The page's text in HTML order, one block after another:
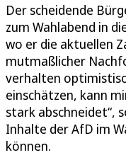
Der scheidende
zum Wahlabend in
wo er die aktuellen
mutmaßlicher
verhalten
einschätzen, kann
stark abschneidet“,
Inhalte der AfD im
können.